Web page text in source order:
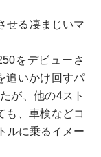
せる凄まじいマ
をデビューさ
追いかけ回すパ
が、他の4スト
も、車検などコ
ルに乗るイメー